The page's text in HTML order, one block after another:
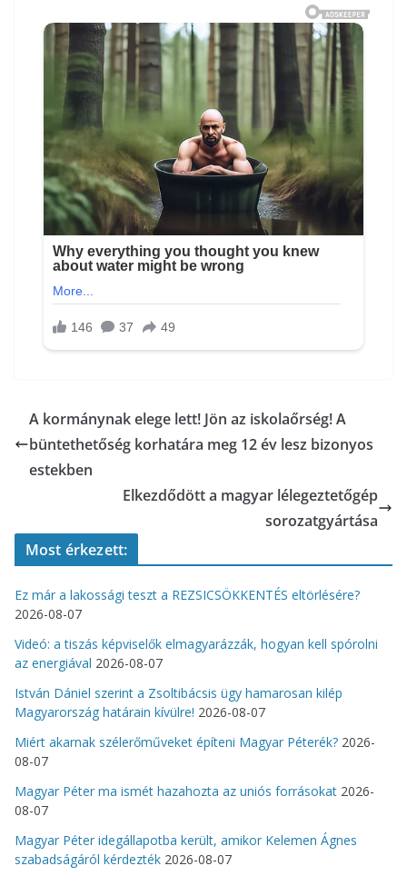
A kormánynak elege lett! Jön az iskolaőrség! A
büntethetőség korhatára meg 12 év lesz bizonyos
estekben
Elkezdődött a magyar lélegeztetőgép
sorozatgyártása
Most érkezett:
Ez már a lakossági teszt a REZSICSÖKKENTÉS eltörlésére?
2026-08-07
Videó: a tiszás képviselők elmagyarázzák, hogyan kell spórolni
az energiával 2026-08-07
István Dániel szerint a Zsoltibácsis ügy hamarosan kilép
Magyarország határain kívülre! 2026-08-07
Miért akarnak szélerőműveket építeni Magyar Péterék? 2026-
08-07
Magyar Péter ma ismét hazahozta az uniós forrásokat 2026-
08-07
Magyar Péter idegállapotba került, amikor Kelemen Ágnes
szabadságáról kérdezték 2026-08-07